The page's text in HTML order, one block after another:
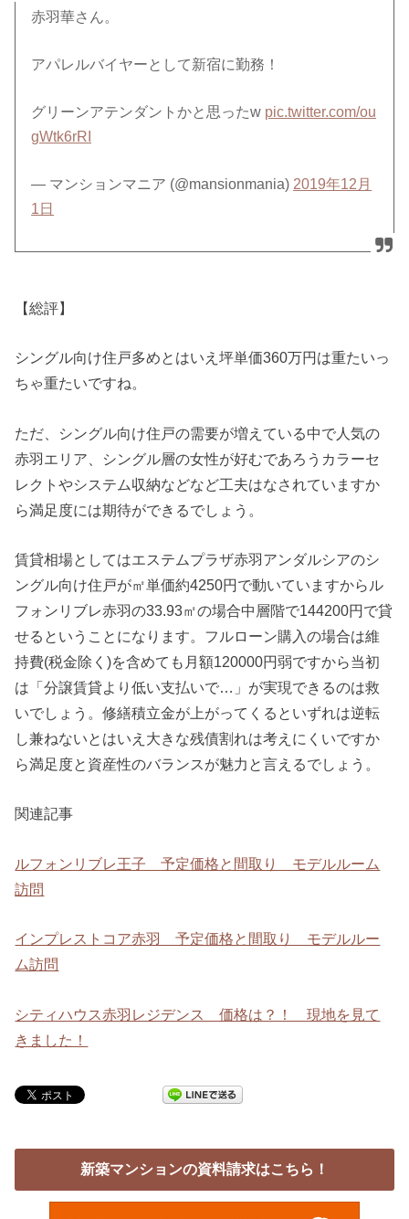
赤羽華さん。
アパレルバイヤーとして新宿に勤務！
グリーンアテンダントかと思ったw pic.twitter.com/ou
gWtk6rRI
— マンションマニア (@mansionmania) 2019年12月
1日
【総評】
シングル向け住戸多めとはいえ坪単価360万円は重たいっ
ちゃ重たいですね。
ただ、シングル向け住戸の需要が増えている中で人気の
赤羽エリア、シングル層の女性が好むであろうカラーセ
レクトやシステム収納などなど工夫はなされていますか
ら満足度には期待ができるでしょう。
賃貸相場としてはエステムプラザ赤羽アンダルシアのシ
ングル向け住戸が㎡単価約4250円で動いていますからル
フォンリブレ赤羽の33.93㎡の場合中層階で144200円で貸
せるということになります。フルローン購入の場合は維
持費(税金除く)を含めても月額120000円弱ですから当初
は「分譲賃貸より低い支払いで…」が実現できるのは救
いでしょう。修繕積立金が上がってくるといずれは逆転
し兼ねないとはいえ大きな残債割れは考えにくいですか
ら満足度と資産性のバランスが魅力と言えるでしょう。
関連記事
ルフォンリブレ王子 予定価格と間取り モデルルーム
訪問
インプレストコア赤羽 予定価格と間取り モデルルー
ム訪問
シティハウス赤羽レジデンス 価格は？！ 現地を見て
きました！
新築マンションの資料請求はこちら！